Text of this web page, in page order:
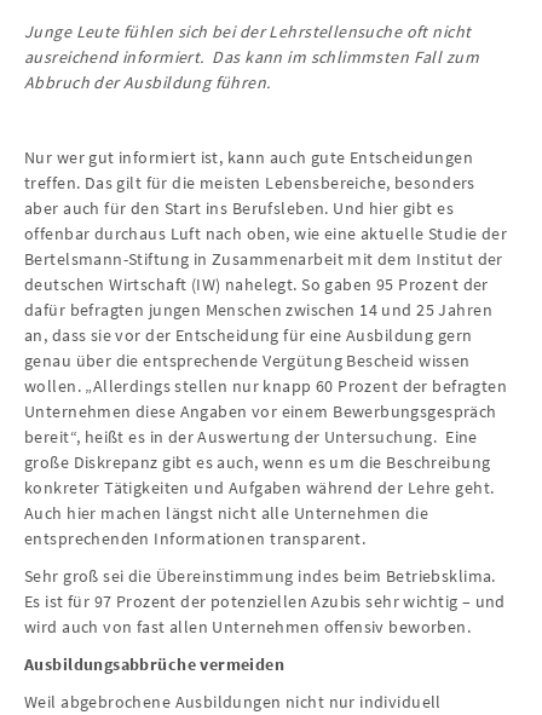
Junge Leute fühlen sich bei der Lehrstellensuche oft nicht
ausreichend informiert. Das kann im schlimmsten Fall zum
Abbruch der Ausbildung führen.
Nur wer gut informiert ist, kann auch gute Entscheidungen
treffen. Das gilt für die meisten Lebensbereiche, besonders
aber auch für den Start ins Berufsleben. Und hier gibt es
offenbar durchaus Luft nach oben, wie eine aktuelle Studie der
Bertelsmann-Stiftung in Zusammenarbeit mit dem Institut der
deutschen Wirtschaft (IW) nahelegt. So gaben 95 Prozent der
dafür befragten jungen Menschen zwischen 14 und 25 Jahren
an, dass sie vor der Entscheidung für eine Ausbildung gern
genau über die entsprechende Vergütung Bescheid wissen
wollen. „Allerdings stellen nur knapp 60 Prozent der befragten
Unternehmen diese Angaben vor einem Bewerbungsgespräch
bereit“, heißt es in der Auswertung der Untersuchung. Eine
große Diskrepanz gibt es auch, wenn es um die Beschreibung
konkreter Tätigkeiten und Aufgaben während der Lehre geht.
Auch hier machen längst nicht alle Unternehmen die
entsprechenden Informationen transparent.
Sehr groß sei die Übereinstimmung indes beim Betriebsklima.
Es ist für 97 Prozent der potenziellen Azubis sehr wichtig – und
wird auch von fast allen Unternehmen offensiv beworben.
Ausbildungsabbrüche vermeiden
Weil abgebrochene Ausbildungen nicht nur individuell